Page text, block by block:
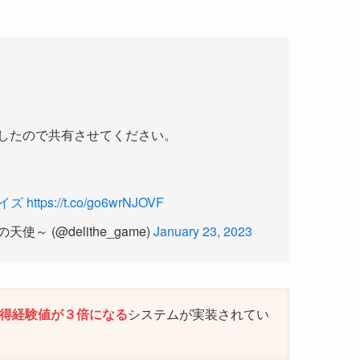
ので共有させてください。
ズ https://t.co/go6wrNJOVF
天使～ (@delithe_game) January 23, 2023
経験値が３倍になるシステムが実装されてい